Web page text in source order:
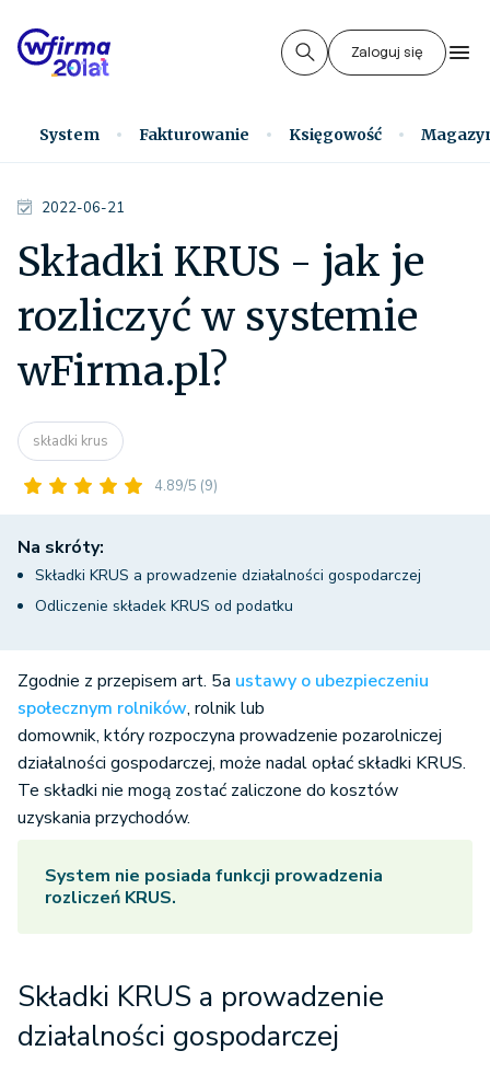
Zaloguj się
System Fakturowanie Księgowość
2022-06-21
Składki KRUS - jak je
rozliczyć w systemie
wFirma.pl?
składki krus
4.89/5 (9)
Na skróty:
Składki KRUS a prowadzenie działalności gospodarczej
Odliczenie składek KRUS od podatku
Zgodnie z przepisem art. 5a ustawy o ubezpieczeniu
społecznym rolników, rolnik lub
domownik, który rozpoczyna prowadzenie pozarolniczej
działalności gospodarczej, może nadal opłaćskładki KRUS.
Te składki nie mogą zostać zaliczone do kosztów
uzyskania przychodów.
System nie posiada funkcji prowadzenia
rozliczeń KRUS.
Składki KRUS a prowadzenie
działalności gospodarczej